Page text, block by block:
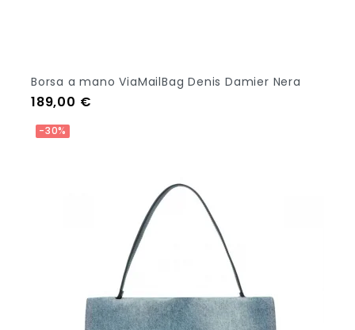
Borsa a mano ViaMailBag Denis Damier Nera
Prezzo
189,00 €
-30%